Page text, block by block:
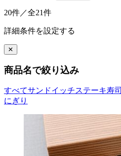
20件／全21件
詳細条件を設定する
✕
商品名で絞り込み
すべてサンドイッチステーキ寿司
にぎり